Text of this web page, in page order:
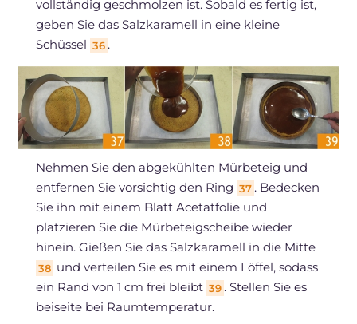
vollständig geschmolzen ist. Sobald es fertig ist,
geben Sie das Salzkaramell in eine kleine
Schüssel 36 .
Nehmen Sie den abgekühlten Mürbeteig und
entfernen Sie vorsichtig den Ring 37 . Bedecken
Sie ihn mit einem Blatt Acetatfolie und
platzieren Sie die Mürbeteigscheibe wieder
hinein. Gießen Sie das Salzkaramell in die Mitte
38 und verteilen Sie es mit einem Löffel, sodass
ein Rand von 1 cm frei bleibt 39 . Stellen Sie es
beiseite bei Raumtemperatur.